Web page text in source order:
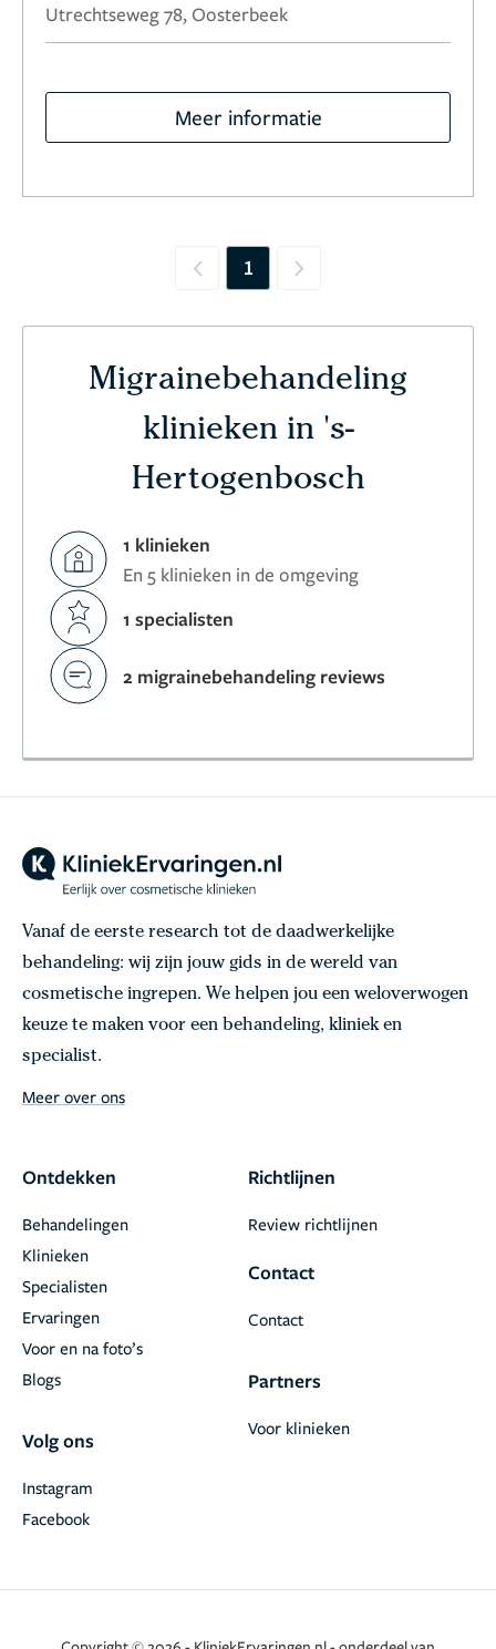
Utrechtseweg 78, Oosterbeek
Meer informatie
Previous
1 Next
Migrainebehandeling
klinieken in 's-
Hertogenbosch
1 klinieken
En 5 klinieken in de omgeving
1 specialisten
2 migrainebehandeling reviews
Vanaf de eerste research tot de daadwerkelijke
behandeling: wij zijn jouw gids in de wereld van
cosmetische ingrepen. We helpen jou een weloverwogen
keuze te maken voor een behandeling, kliniek en
specialist.
Meer over ons
Ontdekken
Behandelingen
Klinieken
Specialisten
Ervaringen
Voor en na foto’s
Blogs
Volg ons
Facebook
Instagram
Richtlijnen
Review richtlijnen
Contact
Contact
Partners
Voor klinieken